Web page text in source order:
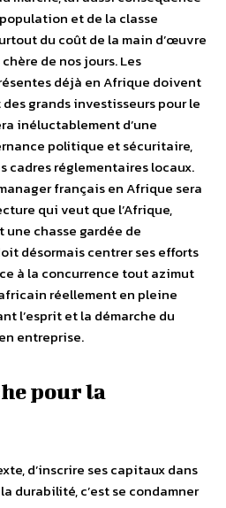
et de la classe
du coût de la main d’œuvre
de nos jours. Les
déjà en Afrique doivent
grands investisseurs pour le
inéluctablement d’une
politique et sécuritaire,
cadres réglementaires locaux.
français en Afrique sera
qui veut que l’Afrique,
chasse gardée de
désormais centrer ses efforts
à la concurrence tout azimut
réellement en pleine
l’esprit et la démarche du
entreprise.
pour la
d’inscrire ses capitaux dans
durabilité, c’est se condamner